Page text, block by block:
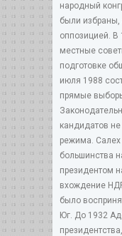
народный
были избраны,
оппозицией.
местные
подготовке
июля 1988
прямые
кандидатов
режима.
большинства
президентом
вхождение
было
Юг. До 1932